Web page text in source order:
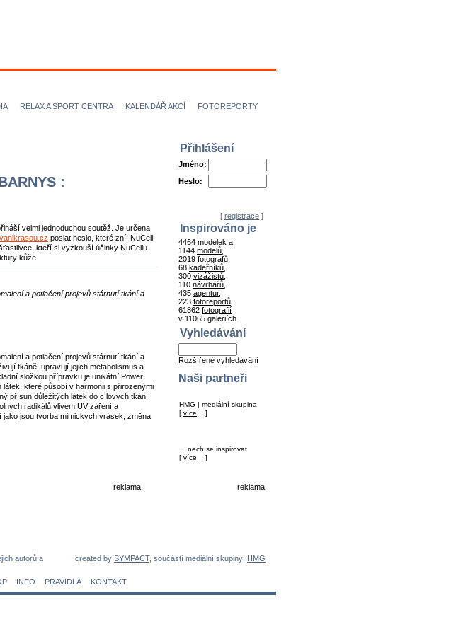
RELAX A SPORT CENTRA KALENDÁŘ AKCÍ FOTOREPORTY
:
velmi jednoduchou soutěž. Je určena
poslat heslo, které zní: NuCell
kteří si vyzkouší účinky NuCellu
kůže.
a potlačení projevů stárnutí tkání a
a potlačení projevů stárnutí tkání a
tkáně, upravují jejich metabolismus a
složkou přípravku je unikátní Power
které působí v harmonii s přirozenými
přísun důležitých látek do cílových tkání
radikálů vlivem UV záření a
jsou tvorba mimických vrásek, změna
Přihlášení
Jméno:
Heslo:
[ registrace ]
Inspirováno je
4464 modelek a
1144 modelů
2019 fotografů
68 kadeřníků
300 vizážistů
110 návrhářů
435 agentur,
223 fotoreportů
61862 fotografií
v 11065 galeriích
Vyhledávání
Rozšířené vyhledávání
Naši partneři
HMG | mediální skupina
[ více ]
... nech se inspirovat
[ více ]
reklama reklama
created by SYMPACT, součástí mediální skupiny: HMG
autorů a
INFO PRAVIDLA KONTAKT